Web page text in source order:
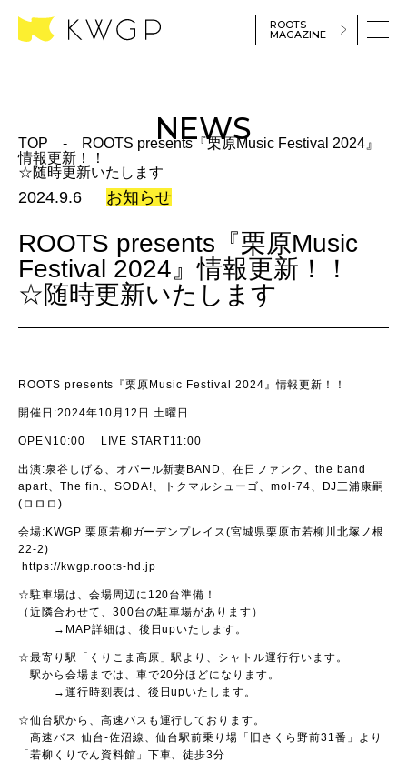
ROOTS
MAGAZINE
NEWS
TOP -
ROOTS presents『栗原Music Festival 2024』
情報更新！！
☆随時更新いたします
2024.9.6 お知らせ
ROOTS presents『栗原Music
Festival 2024』情報更新！！
☆随時更新いたします
ROOTS presents『栗原Music Festival 2024』情報更新！！
開催日:2024年10月12日 土曜日
OPEN10:00 LIVE START11:00
出演:泉谷しげる、オパール新妻BAND、在日ファンク、the band
apart、The fin.、SODA!、トクマルシューゴ、mol-74、DJ三浦康嗣
(ロロロ)
会場:KWGP 栗原若柳ガーデンプレイス(宮城県栗原市若柳川北塚ノ根
22-2)
https://kwgp.roots-hd.jp
☆駐車場は、会場周辺に120台準備！
（近隣合わせて、300台の駐車場があります）
→MAP詳細は、後日upいたします。
☆最寄り駅「くりこま高原」駅より、シャトル運行行います。
駅から会場までは、車で20分ほどになります。
→運行時刻表は、後日upいたします。
☆仙台駅から、高速バスも運行しております。
高速バス 仙台-佐沼線、仙台駅前乗り場「旧さくら野前31番」より
「若柳くりでん資料館」下車、徒歩3分